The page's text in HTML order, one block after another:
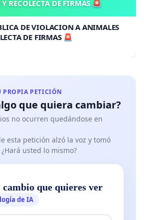
en el territorio nacional
de la
Por La Libertadconvoca a toda
ha sufrido
ha perdido un familiar por las
contra de esta
mal llamada
(OMS),a que nos
manifiesto para que
de manera
Y RECOLECTA DE FIRMAS 🚨
DE VIOLACION A ANIMALES
DE FIRMAS 🚨
PETICIÓN
que quiera cambiar?
no ocurren quedándose en
esta petición alzó la voz y tomó
usted lo mismo?
cambio que quieres ver
de IA